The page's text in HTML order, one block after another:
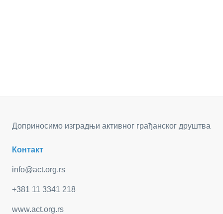
Доприносимо изградњи активног грађанског друштва
Контакт
info@act.org.rs
+381 11 3341 218
www.act.org.rs